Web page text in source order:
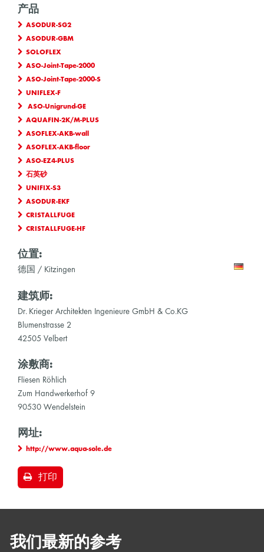
产品
ASODUR-SG2
ASODUR-GBM
SOLOFLEX
ASO-Joint-Tape-2000
ASO-Joint-Tape-2000-S
UNIFLEX-F
ASO-Unigrund-GE
AQUAFIN-2K/M-PLUS
ASOFLEX-AKB-wall
ASOFLEX-AKB-floor
ASO-EZ4-PLUS
石英砂
UNIFIX-S3
ASODUR-EKF
CRISTALLFUGE
CRISTALLFUGE-HF
位置:
德国 / Kitzingen
建筑师:
Dr. Krieger Architekten Ingenieure GmbH & Co.KG
Blumenstrasse 2
42505 Velbert
涂敷商:
Fliesen Röhlich
Zum Handwerkerhof 9
90530 Wendelstein
网址:
http://www.aqua-sole.de
打印
我们最新的参考